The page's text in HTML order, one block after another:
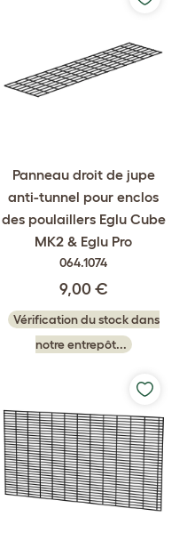
Panneau droit de jupe
anti-tunnel pour enclos
des poulaillers Eglu Cube
MK2 & Eglu Pro
064.1074
9,00 €
Vérification du stock dans
notre entrepôt...